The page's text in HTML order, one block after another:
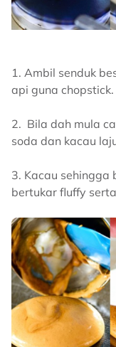
1. Ambil senduk
api guna chopstick.
2. Bila dah mula
soda dan kacau
3. Kacau sehingga
bertukar fluffy